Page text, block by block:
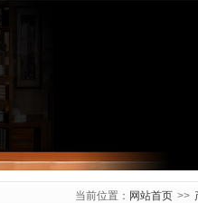
当前位置： 网站首页 >>